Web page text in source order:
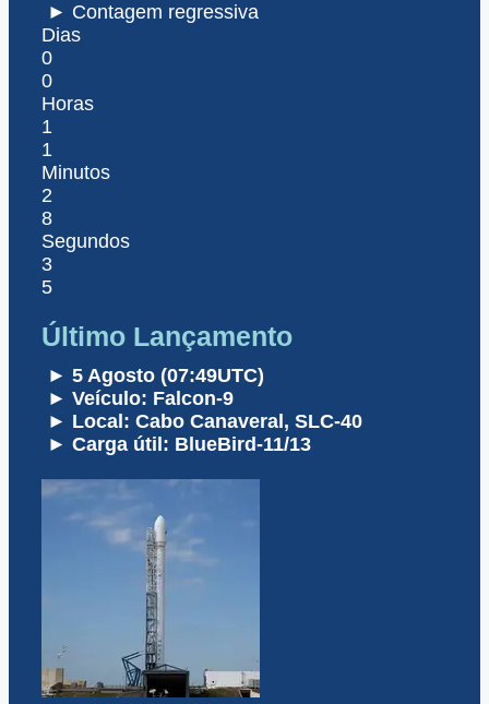
► Contagem regressiva
Dias
0
0
Horas
1
1
Minutos
2
8
Segundos
3
5
Último Lançamento
► 5 Agosto (07:49UTC)
► Veículo: Falcon-9
► Local: Cabo Canaveral, SLC-40
► Carga útil: BlueBird-11/13